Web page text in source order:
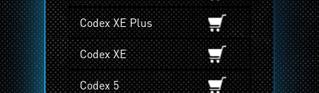
Codex XE Plus
Codex XE
Codex 5